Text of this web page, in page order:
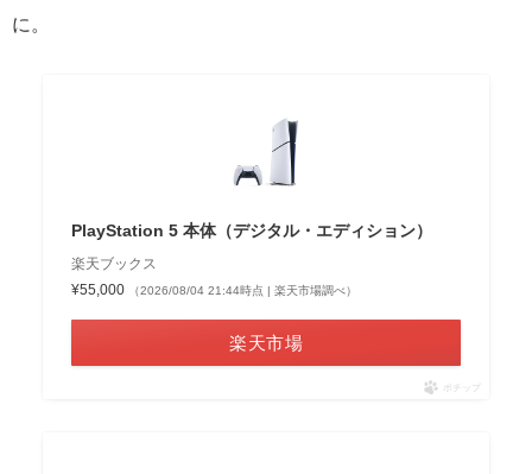
に。
PlayStation 5 本体（デジタル・エディション）
楽天ブックス
¥55,000
（2026/08/04 21:44時点 | 楽天市場調べ）
楽天市場
ポチップ